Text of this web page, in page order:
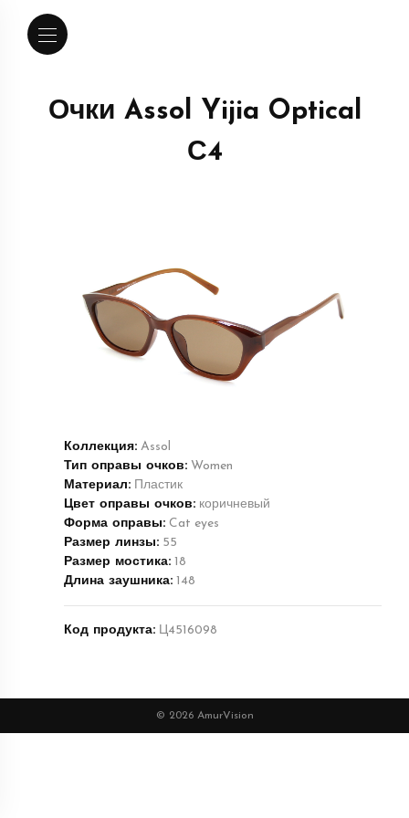
Очки Assol Yijia Optical
С4
Коллекция: Assol
Тип оправы очков: Women
Материал: Пластик
Цвет оправы очков: коричневый
Форма оправы: Cat eyes
Размер линзы: 55
Размер мостика: 18
Длина заушника: 148
Код продукта: Ц4516098
© 2026 AmurVision